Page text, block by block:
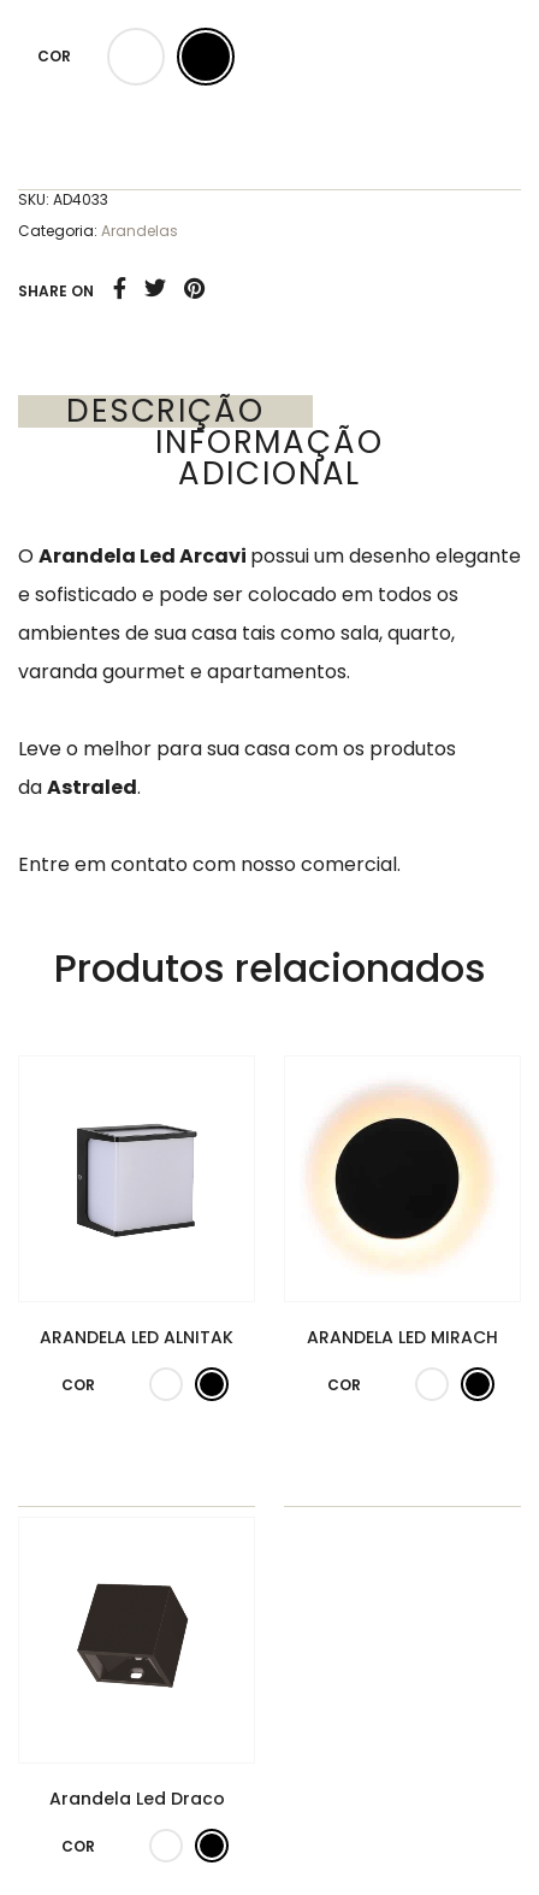
COR
SKU: AD4033
Categoria: Arandelas
SHARE ON
DESCRIÇÃO
INFORMAÇÃO
ADICIONAL
OArandela Led Arcavi possui um desenho elegante
e sofisticado e pode ser colocado em todos os
ambientes de sua casa tais como sala, quarto,
varanda gourmet e apartamentos.
Leve o melhor para sua casa com os produtos
daAstraled.
Entre em contato com nosso comercial.
Produtos relacionados
ARANDELA LED ALNITAK
COR
ARANDELA LED MIRACH
COR
Arandela Led Draco
COR